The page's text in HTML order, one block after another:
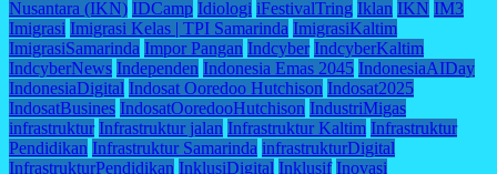
Nusantara (IKN) IDCamp Idiologi iFestivalTring Iklan IKN IM3
Imigrasi Imigrasi Kelas | TPI Samarinda ImigrasiKaltim
ImigrasiSamarinda Impor Pangan Indcyber IndcyberKaltim
IndcyberNews Independen Indonesia Emas 2045 IndonesiaAIDay
IndonesiaDigital Indosat Ooredoo Hutchison Indosat2025
IndosatBusines IndosatOoredooHutchison IndustriMigas
infrastruktur Infrastruktur jalan Infrastruktur Kaltim Infrastruktur
Pendidikan Infrastruktur Samarinda infrastrukturDigital
InfrastrukturPendidikan InklusiDigital Inklusif Inovasi